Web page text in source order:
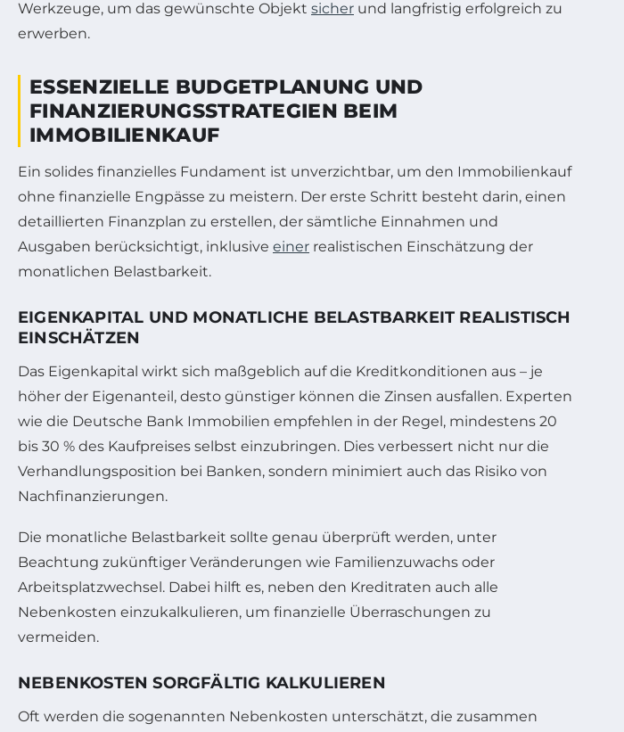
Werkzeuge, um das gewünschte Objekt sicher und langfristig erfolgreich zu
erwerben.
ESSENZIELLE BUDGETPLANUNG UND
FINANZIERUNGSSTRATEGIEN BEIM
IMMOBILIENKAUF
Ein solides finanzielles Fundament ist unverzichtbar, um den Immobilienkauf
ohne finanzielle Engpässe zu meistern. Der erste Schritt besteht darin, einen
detaillierten Finanzplan zu erstellen, der sämtliche Einnahmen und
Ausgaben berücksichtigt, inklusive einer realistischen Einschätzung der
monatlichen Belastbarkeit.
EIGENKAPITAL UND MONATLICHE BELASTBARKEIT REALISTISCH
EINSCHÄTZEN
Das Eigenkapital wirkt sich maßgeblich auf die Kreditkonditionen aus – je
höher der Eigenanteil, desto günstiger können die Zinsen ausfallen. Experten
wie die Deutsche Bank Immobilien empfehlen in der Regel, mindestens 20
bis 30 % des Kaufpreises selbst einzubringen. Dies verbessert nicht nur die
Verhandlungsposition bei Banken, sondern minimiert auch das Risiko von
Nachfinanzierungen.
Die monatliche Belastbarkeit sollte genau überprüft werden, unter
Beachtung zukünftiger Veränderungen wie Familienzuwachs oder
Arbeitsplatzwechsel. Dabei hilft es, neben den Kreditraten auch alle
Nebenkosten einzukalkulieren, um finanzielle Überraschungen zu
vermeiden.
NEBENKOSTEN SORGFÄLTIG KALKULIEREN
Oft werden die sogenannten Nebenkosten unterschätzt, die zusammen